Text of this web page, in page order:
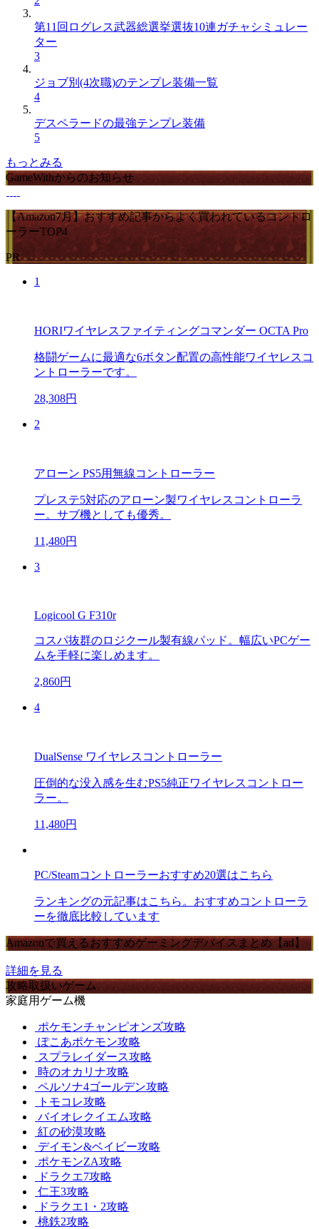
第11回ログレス武器総選挙選抜10連ガチャシミュレー
ター
3
ジョブ別(4次職)のテンプレ装備一覧
4
デスペラードの最強テンプレ装備
5
もっとみる
GameWithからのお知らせ
【Amazon7月】おすすめ記事からよく買われているコントロ
ーラーTOP4
PR
1
HORIワイヤレスファイティングコマンダー OCTA Pro
格闘ゲームに最適な6ボタン配置の高性能ワイヤレスコ
ントローラーです。
28,308円
2
アローン PS5用無線コントローラー
プレステ5対応のアローン製ワイヤレスコントローラ
ー。サブ機としても優秀。
11,480円
3
Logicool G F310r
コスパ抜群のロジクール製有線パッド。幅広いPCゲー
ムを手軽に楽しめます。
2,860円
4
DualSense ワイヤレスコントローラー
圧倒的な没入感を生むPS5純正ワイヤレスコントロー
ラー。
11,480円
PC/Steamコントローラーおすすめ20選はこちら
ランキングの元記事はこちら。おすすめコントローラ
ーを徹底比較しています
Amazonで買えるおすすめゲーミングデバイスまとめ【ad】
詳細を見る
攻略取扱いゲーム
家庭用ゲーム機
ポケモンチャンピオンズ攻略
ぽこあポケモン攻略
スプラレイダース攻略
時のオカリナ攻略
ペルソナ4ゴールデン攻略
トモコレ攻略
バイオレクイエム攻略
紅の砂漠攻略
デイモン&ベイビー攻略
ポケモンZA攻略
ドラクエ7攻略
仁王3攻略
ドラクエ1・2攻略
桃鉄2攻略